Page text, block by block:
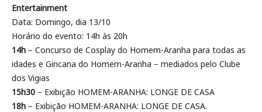
Entertainment
Data: Domingo, dia 13/10
Horário do evento: 14h às 20h
14h – Concurso de Cosplay do Homem-Aranha para todas as
idades e Gincana do Homem-Aranha – mediados pelo Clube
dos Vigias
15h30 – Exibição HOMEM-ARANHA: LONGE DE CASA
18h – Exibição HOMEM-ARANHA: LONGE DE CASA.